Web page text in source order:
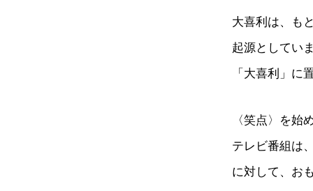
大喜利は、も
起源としてい
「大喜利」に
〈笑点〉を始
テレビ番組は
に対して、お